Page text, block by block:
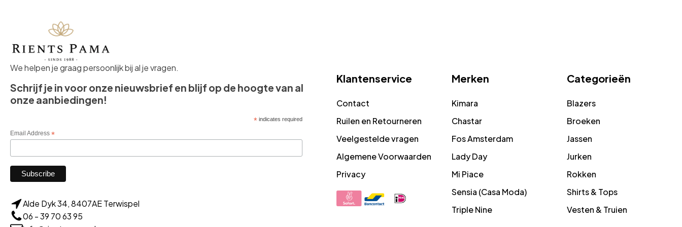
We helpen je graag persoonlijk bij al je vragen.
Schrijf je in voor onze nieuwsbrief en blijf op de hoogte van al
onze aanbiedingen!
* indicates required
Email Address *
Alde Dyk 34, 8407AE Terwispel
06 - 39 70 63 95
Klantenservice
Contact
Ruilen en Retourneren
Veelgestelde vragen
Algemene Voorwaarden
Privacy
Merken
Kimara
Chastar
Fos Amsterdam
Lady Day
Mi Piace
Sensia (Casa Moda)
Triple Nine
Categorieën
Blazers
Broeken
Jassen
Jurken
Rokken
Shirts & Tops
Vesten & Truien